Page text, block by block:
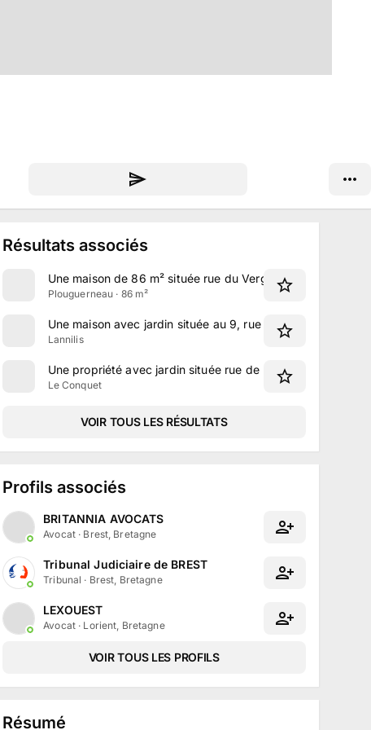
Résultats associés
Une maison de 86 m² située rue du Verger à Plouguerneau
Plouguerneau · 86 m²
Une maison avec jardin située au 9, rue du Prat Per à
Lannilis
Une propriété avec jardin située rue de Kervidré au
Le Conquet
VOIR TOUS LES RÉSULTATS
Profils associés
BRITANNIA AVOCATS
Avocat · Brest, Bretagne
Tribunal Judiciaire de BREST
Tribunal · Brest, Bretagne
LEXOUEST
Avocat · Lorient, Bretagne
VOIR TOUS LES PROFILS
Résumé